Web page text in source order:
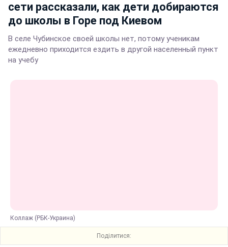
сети рассказали, как дети добираются
до школы в Горе под Киевом
В селе Чубинское своей школы нет, потому ученикам
ежедневно приходится ездить в другой населенный пункт
на учебу
Коллаж (РБК-Украина)
Поділитися: